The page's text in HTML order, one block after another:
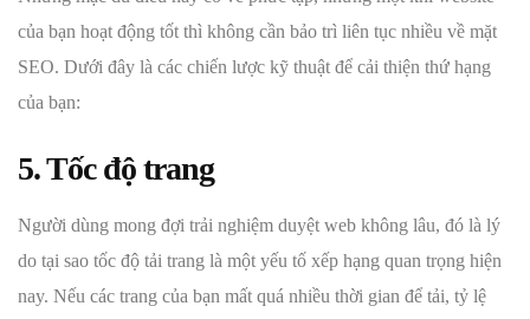
của bạn hoạt động tốt thì không cần bảo trì liên tục nhiều về mặt
SEO. Dưới đây là các chiến lược kỹ thuật để cải thiện thứ hạng
của bạn:
5. Tốc độ trang
Người dùng mong đợi trải nghiệm duyệt web không lâu, đó là lý
do tại sao tốc độ tải trang là một yếu tố xếp hạng quan trọng hiện
nay. Nếu các trang của bạn mất quá nhiều thời gian để tải, tỷ lệ